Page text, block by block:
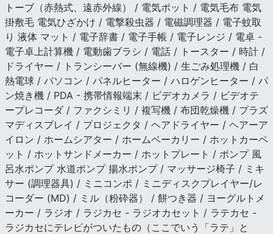
トーブ（赤熱式、遠赤外線） / 電気ポット / 電気毛布 電気
掛敷毛 電気ひざかけ / 電撃殺虫器 / 電磁調理器 / 電子蚊取
り 液体 マット / 電子辞書 / 電子手帳 / 電子レンジ / 電卓 -
電子卓上計算機 / 電動歯ブラシ / 電話 / トースター / 時計 /
ドライヤー / トランシーバー (無線機) / 生ごみ処理機 / 白
熱電球 / パソコン / パネルヒーター / ハロゲンヒーター / パ
ン焼き機 / PDA - 携帯情報端末 / ビデオカメラ / ビデオテ
ープレコーダ / ファクシミリ / 複写機 / 布団乾燥機 / プラズ
マディスプレイ / プロジェクタ / ヘアドライヤー / ヘアーア
イロン / ホームシアター / ホームベーカリー / ホットカーペ
ット / ホットサンドメーカー / ホットプレート / ポンプ 風
呂水ポンプ 水道ポンプ 揚水ポンプ / マッサージ椅子 / ミキ
サー (調理器具) / ミニコンポ / ミニディスクプレイヤー/レ
コーダー (MD) / ミル（粉砕器） / 餅つき器 / ヨーグルトメ
ーカー / ラジオ / ラジカセ - ラジオカセット / ラテカセ -
ラジカセにテレビがついたもの（ここでいう「ラテ」と